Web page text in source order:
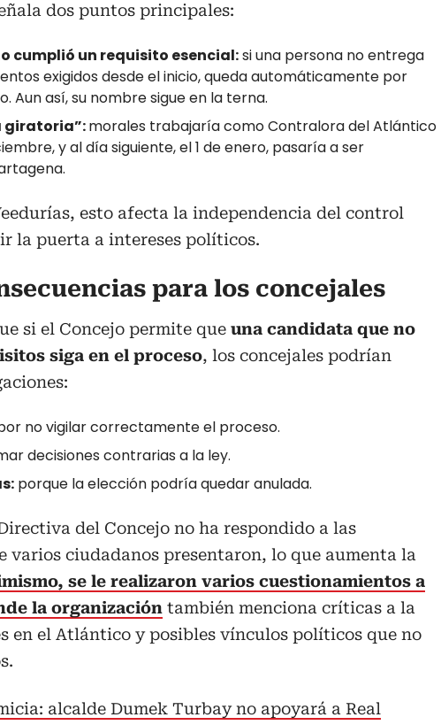
dos puntos principales:
cumplió un requisito esencial:si una persona no entrega
exigidos desde el inicio, queda automáticamente por
Aun así, su nombre sigue en la terna.
giratoria”:morales trabajaría como Contralora del Atlántico
y al día siguiente, el 1 de enero, pasaría a ser
esto afecta la independencia del control
la puerta a intereses políticos.
para los concejales
si el Concejo permite que una candidata que no
siga en el proceso, los concejales podrían
no vigilar correctamente el proceso.
decisiones contrarias a la ley.
porque la elección podría quedar anulada.
del Concejo no ha respondido a las
varios ciudadanos presentaron, lo que aumenta la
se le realizaron varios cuestionamientos a
la organización también menciona críticas a la
en el Atlántico y posibles vínculos políticos que no
alcalde Dumek Turbay no apoyará a Real